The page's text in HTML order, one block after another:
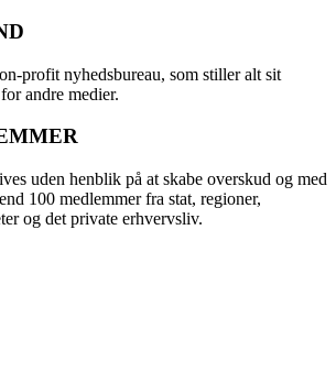
profit nyhedsbureau, som stiller alt sit
andre medier.
uden henblik på at skabe overskud og med
100 medlemmer fra stat, regioner,
og det private erhvervsliv.